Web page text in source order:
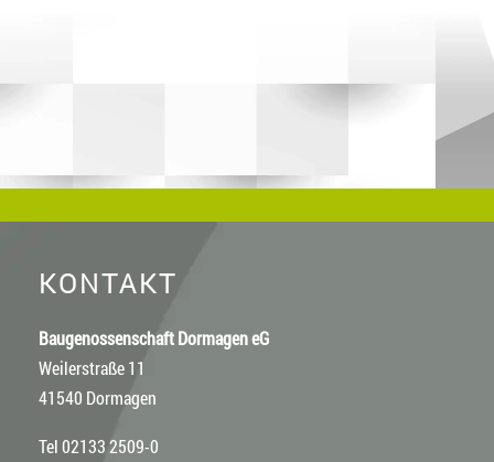
KONTAKT
Baugenossenschaft Dormagen eG
Weilerstraße 11
41540 Dormagen
Tel 02133 2509-0